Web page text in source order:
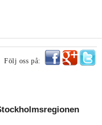
Följ oss på: